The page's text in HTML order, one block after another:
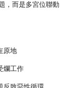
，而是多宮位聯動
原地
爛工作